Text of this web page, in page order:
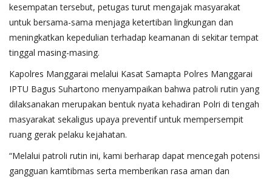
kesempatan tersebut, petugas turut mengajak masyarakat
untuk bersama-sama menjaga ketertiban lingkungan dan
meningkatkan kepedulian terhadap keamanan di sekitar tempat
tinggal masing-masing.
Kapolres Manggarai melalui Kasat Samapta Polres Manggarai
IPTU Bagus Suhartono menyampaikan bahwa patroli rutin yang
dilaksanakan merupakan bentuk nyata kehadiran Polri di tengah
masyarakat sekaligus upaya preventif untuk mempersempit
ruang gerak pelaku kejahatan.
“Melalui patroli rutin ini, kami berharap dapat mencegah potensi
gangguan kamtibmas serta memberikan rasa aman dan